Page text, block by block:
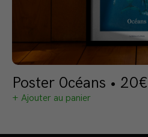
Poster 0céans • 20€
+ Ajouter au panier